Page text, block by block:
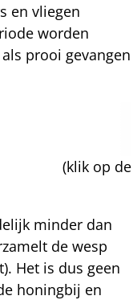
en vliegen
worden
prooi gevangen
de
minder dan
de wesp
Het is dus geen
honingbij en